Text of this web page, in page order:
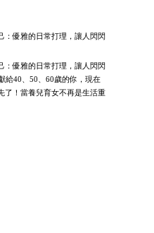
：優雅的日常打理，讓人閃閃
：優雅的日常打理，讓人閃閃
給40、50、60歲的你，現在
了！當養兒育女不再是生活重